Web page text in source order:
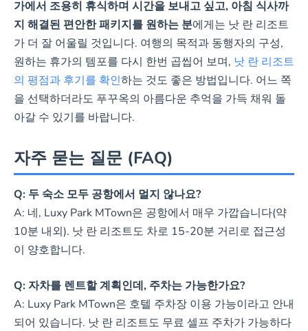
가에서 조용히 휴식하며 시간을 보내고 싶고, 아침 식사까
지 해결된 편안한 패키지를 원하는 분에게는 낫 란 리조트
가 더 잘 어울릴 것입니다. 여행의 목적과 동행자의 구성,
원하는 휴가의 템포를 다시 한번 곱씹어 보며, 낫 란 리조트
의 평점과 후기를 확인하는 것도 좋은 방법입니다. 어느 쪽
을 선택하더라도 푸꾸옥의 아름다운 추억을 가득 채워 돌
아갈 수 있기를 바랍니다.
자주 묻는 질문 (FAQ)
Q: 두 숙소 모두 공항에서 멀지 않나요?
A: 네, Luxy Park MTown은 공항에서 매우 가깝습니다(약
10분 내외). 낫 란 리조트도 차로 15-20분 거리로 접근성
이 양호합니다.
Q: 자차를 렌트할 계획인데, 주차는 가능한가요?
A: Luxy Park MTown은 호텔 주차장 이용 가능이라고 안내
되어 있습니다. 낫 란 리조트도 무료 셀프 주차가 가능하다